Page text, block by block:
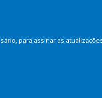
para assinar as